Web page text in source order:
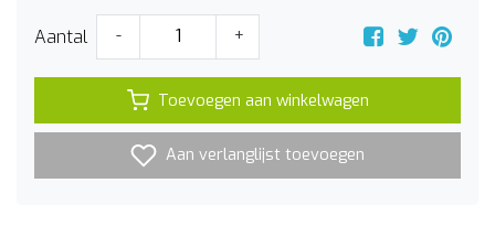
Aantal - +
Toevoegen aan winkelwagen
Aan verlanglijst toevoegen